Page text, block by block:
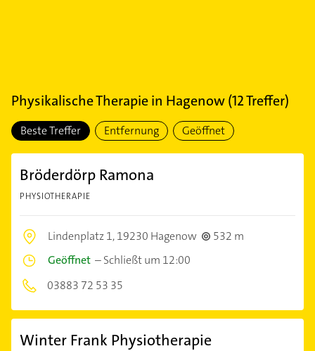
Physikalische Therapiein Hagenow(12Treffer)
Beste Treffer Entfernung Geöffnet
Bröderdörp Ramona
PHYSIOTHERAPIE
Lindenplatz 1,19230 Hagenow
532 m
Geöffnet –Schließt um 12:00
03883 72 53 35
Winter Frank Physiotherapie